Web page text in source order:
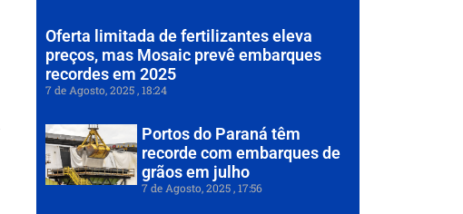
Oferta limitada de fertilizantes eleva
preços, mas Mosaic prevê embarques
recordes em 2025
7 de Agosto, 2025 18:24
Portos do Paraná têm
recorde com embarques de
grãos em julho
7 de Agosto, 2025 17:56